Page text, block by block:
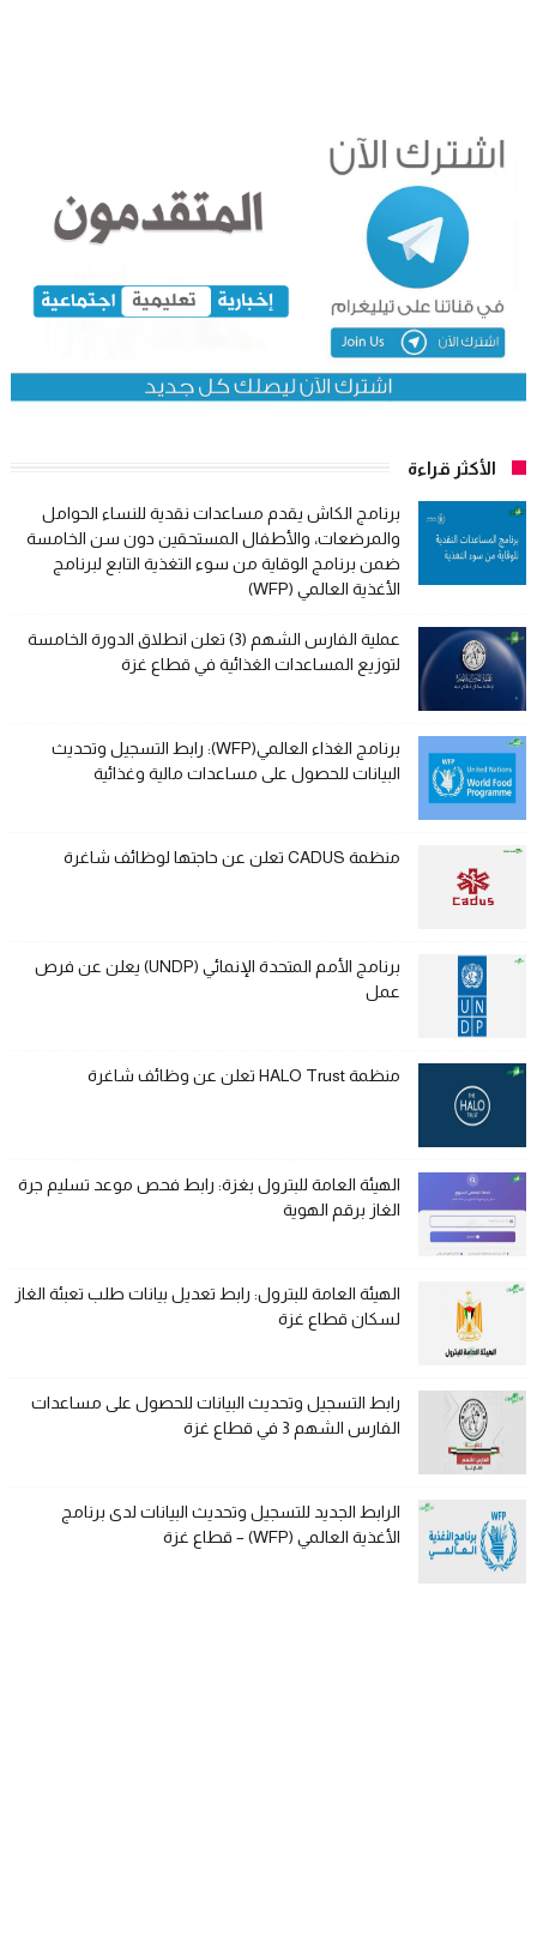
الأكثر قراءة
برنامج الكاش يقدم مساعدات نقدية للنساء الحوامل
والمرضعات، والأطفال المستحقين دون سن الخامسة
ضمن برنامج الوقاية من سوء التغذية التابع لبرنامج
الأغذية العالمي (WFP)
عملية الفارس الشهم (3) تعلن انطلاق الدورة الخامسة
لتوزيع المساعدات الغذائية في قطاع غزة
برنامج الغذاء العالمي(WFP): رابط التسجيل وتحديث
البيانات للحصول على مساعدات مالية وغذائية
منظمة CADUS تعلن عن حاجتها لوظائف شاغرة
برنامج الأمم المتحدة الإنمائي (UNDP) يعلن عن فرص
عمل
منظمة HALO Trust تعلن عن وظائف شاغرة
الهيئة العامة للبترول بغزة: رابط فحص موعد تسليم جرة
الغاز برقم الهوية
الهيئة العامة للبترول: رابط تعديل بيانات طلب تعبئة الغاز
لسكان قطاع غزة
رابط التسجيل وتحديث البيانات للحصول على مساعدات
الفارس الشهم 3 في قطاع غزة
الرابط الجديد للتسجيل وتحديث البيانات لدى برنامج
الأغذية العالمي (WFP) – قطاع غزة